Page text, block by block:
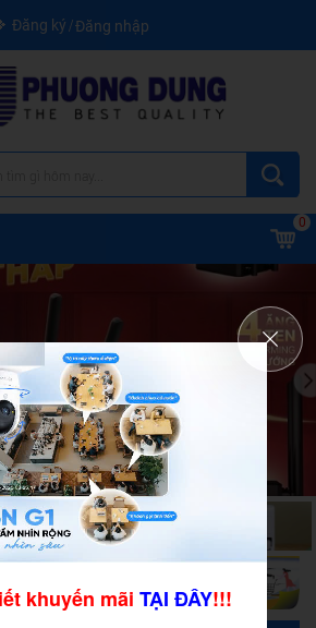
Đăng ký Đăng nhập
0
khuyến mãiTẠI ĐÂY!!!